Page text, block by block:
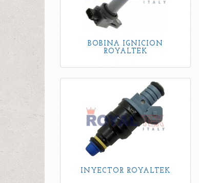
BOBINA IGNICION
ROYALTEK
INYECTOR ROYALTEK